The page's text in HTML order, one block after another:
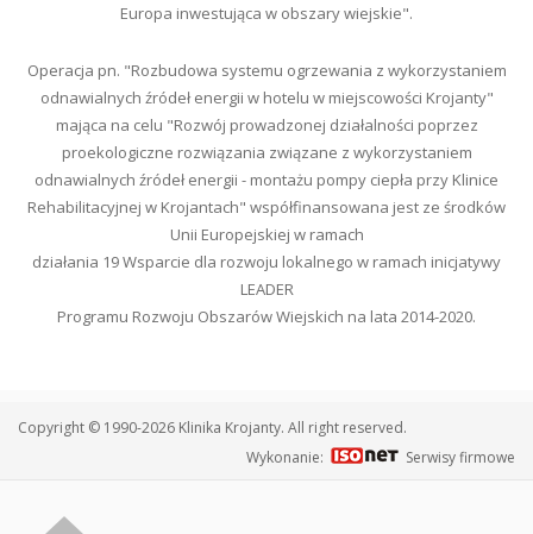
Europa inwestująca w obszary wiejskie".
Operacja pn. "Rozbudowa systemu ogrzewania z wykorzystaniem
odnawialnych źródeł energii w hotelu w miejscowości Krojanty"
mająca na celu "Rozwój prowadzonej działalności poprzez
proekologiczne rozwiązania związane z wykorzystaniem
odnawialnych źródeł energii - montażu pompy ciepła przy Klinice
Rehabilitacyjnej w Krojantach" współfinansowana jest ze środków
Unii Europejskiej w ramach
działania 19 Wsparcie dla rozwoju lokalnego w ramach inicjatywy
LEADER
Programu Rozwoju Obszarów Wiejskich na lata 2014-2020.
Copyright © 1990-2026 Klinika Krojanty. All right reserved.
Wykonanie:
Serwisy firmowe